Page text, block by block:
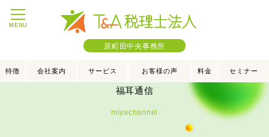
MENU
原町田中央事務所
特徴 会社案内 サービス お客様の声 料金 セミナー
福耳通信
miyachannel